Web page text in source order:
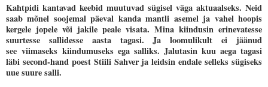
Kahtpidi kantavad keebid muutuvad sügisel väga aktuaalseks. Neid
saab mõnel soojemal päeval kanda mantli asemel ja vahel hoopis
kergele jopele või jakile peale visata. Mina kiindusin erinevatesse
suurtesse sallidesse aasta tagasi. Ja loomulikult ei jäänud
see viimaseks kiindumuseks ega salliks. Jalutasin kuu aega tagasi
läbi second-hand poest Stiili Sahver ja leidsin endale selleks sügiseks
uue suure salli.